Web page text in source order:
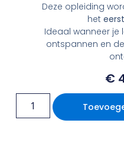
Deze opleiding
het
Ideaal wanneer je
ontspannen en
€